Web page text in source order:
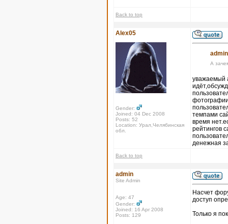
Back to top
Alex05
Gender:
Joined: 04 Dec 2008
Posts: 52
Location: Урал,Челябинская
обл.
А
уважаемый
темпами
время
рейтингов
денежная
Back to top
admin
Site Admin
Age: 47
Gender:
Joined: 16 Apr 2008
Posts: 129
Насчет
доступ
Только я